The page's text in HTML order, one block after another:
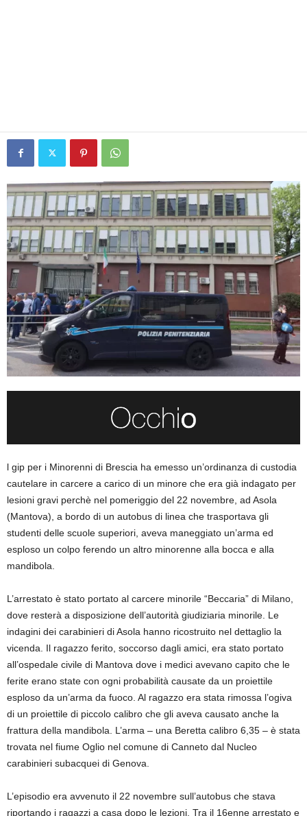
l gip per i Minorenni di Brescia ha emesso un’ordinanza di custodia
cautelare in carcere a carico di un minore che era già indagato per
lesioni gravi perchè nel pomeriggio del 22 novembre, ad Asola
(Mantova), a bordo di un autobus di linea che trasportava gli
studenti delle scuole superiori, aveva maneggiato un’arma ed
esploso un colpo ferendo un altro minorenne alla bocca e alla
mandibola.
L’arrestato è stato portato al carcere minorile “Beccaria” di Milano,
dove resterà a disposizione dell’autorità giudiziaria minorile. Le
indagini dei carabinieri di Asola hanno ricostruito nel dettaglio la
vicenda. Il ragazzo ferito, soccorso dagli amici, era stato portato
all’ospedale civile di Mantova dove i medici avevano capito che le
ferite erano state con ogni probabilità causate da un proiettile
esploso da un’arma da fuoco. Al ragazzo era stata rimossa l’ogiva
di un proiettile di piccolo calibro che gli aveva causato anche la
frattura della mandibola. L’arma – una Beretta calibro 6,35 – è stata
trovata nel fiume Oglio nel comune di Canneto dal Nucleo
carabinieri subacquei di Genova.
L’episodio era avvenuto il 22 novembre sull’autobus che stava
riportando i ragazzi a casa dopo le lezioni. Tra il 16enne arrestato e